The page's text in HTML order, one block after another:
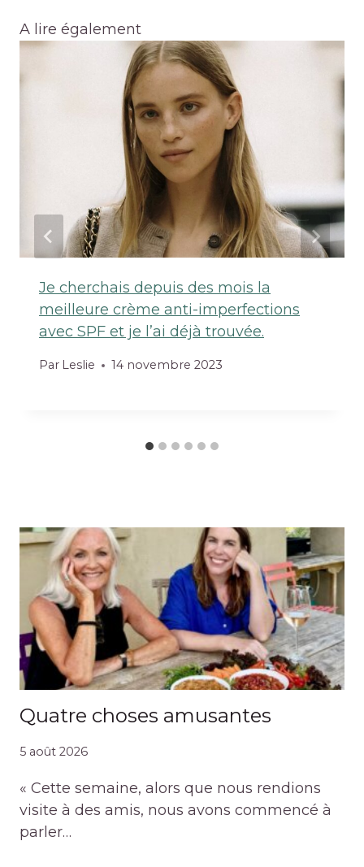
A lire également
Je cherchais depuis des mois la
meilleure crème anti-imperfections
avec SPF et je l’ai déjà trouvée.
Par Leslie 14 novembre 2023
Quatre choses amusantes
5 août 2026
« Cette semaine, alors que nous rendions
visite à des amis, nous avons commencé à
parler…